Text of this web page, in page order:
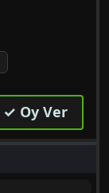
✓ Oy Ver